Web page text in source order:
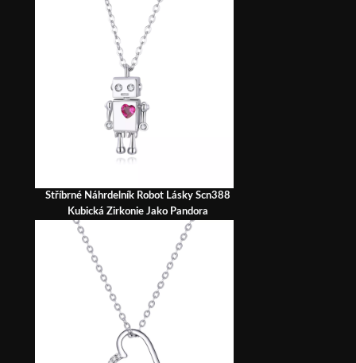
Stříbrné Náhrdelník Robot Lásky Scn388
Kubická Zirkonie Jako Pandora